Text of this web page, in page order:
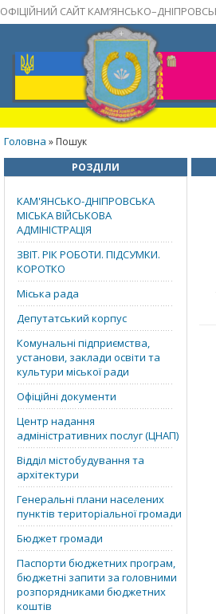
ОФІЦІЙНИЙ САЙТ
Головна » Пошук
РОЗДІЛИ
КАМ'ЯНСЬКО-ДНІПРОВСЬКА
МІСЬКА ВІЙСЬКОВА
АДМІНІСТРАЦІЯ
ЗВІТ. РІК РОБОТИ. ПІДСУМКИ.
КОРОТКО
Міська рада
Депутатський корпус
Комунальні підприємства,
установи, заклади освіти та
культури міської ради
Офіційні документи
Центр надання
адміністративних послуг (ЦНАП)
Відділ містобудування та
архітектури
Генеральні плани населених
пунктів територіальної громади
Бюджет громади
Паспорти бюджетних програм,
бюджетні запити за головними
розпорядниками бюджетних
коштів